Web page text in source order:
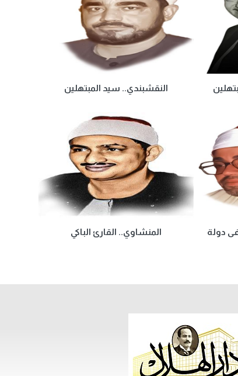
النقشبندي.. سيد المبتهلين
دولة
المنشاوي.. القارئ الباكي